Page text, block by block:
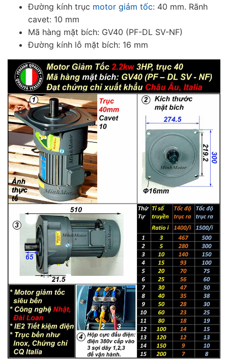
Đường kính trục motor giảm tốc: 40 mm. Rãnh
cavet: 10 mm
Mã hàng mặt bích: GV40 (PF-DL SV-NF)
Đường kính lỗ mặt bích: 16 mm